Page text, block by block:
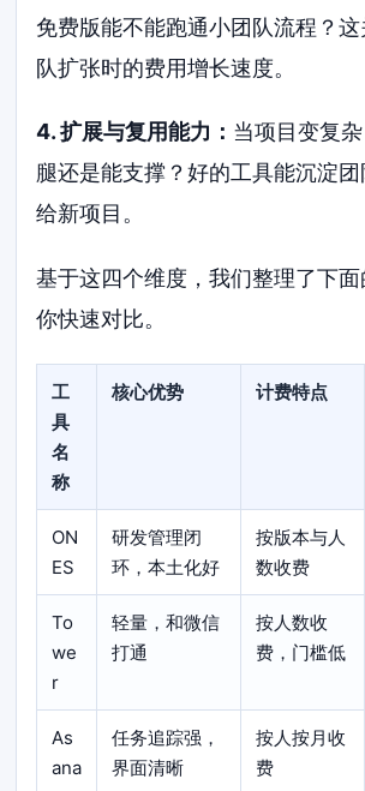
免费版能不能跑通小团队流程？
队扩张时的费用增长速度。
4. 扩展与复用能力： 当项目变复
腿还是能支撑？好的工具能沉淀
给新项目。
基于这四个维度，我们整理了下
你快速对比。
工
具
名
称
核心优势 计费特点
ON
ES
研发管理闭
环，本土化好
按版本与人
数收费
To
we
r
轻量，和微信
打通
按人数收
费，门槛低
As
ana
任务追踪强，
界面清晰
按人按月收
费